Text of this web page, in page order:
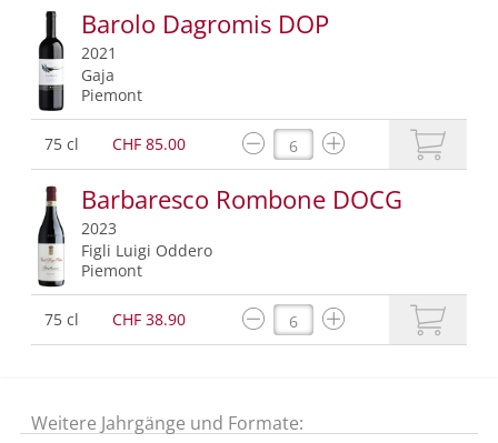
Barolo Dagromis DOP
2021
Gaja
Piemont
75 cl CHF 85.00
Barbaresco Rombone DOCG
2023
Figli Luigi Oddero
Piemont
75 cl CHF 38.90
Weitere Jahrgänge und Formate: